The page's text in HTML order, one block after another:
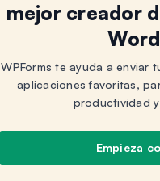
mejor creador
WPForms te ayuda a enviar
aplicaciones favoritas,
productividad
Empieza